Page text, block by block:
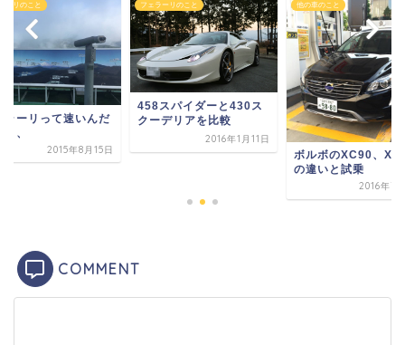
ーリのこと
ラーリって速いんだ
、
2015年8月15日
フェラーリのこと
458スパイダーと430ス
クーデリアを比較
2016年1月11日
他の車のこと
ボルボのXC90、
の違いと試乗
2016年7
COMMENT